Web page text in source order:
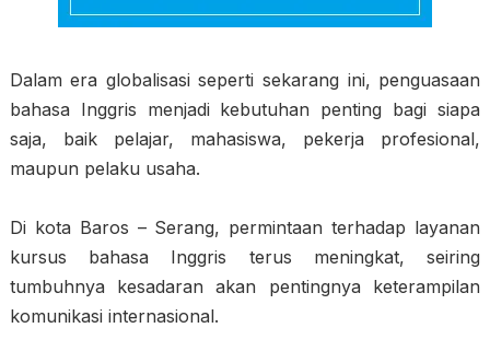
Dalam era globalisasi seperti sekarang ini, penguasaan
bahasa Inggris menjadi kebutuhan penting bagi siapa
saja, baik pelajar, mahasiswa, pekerja profesional,
maupun pelaku usaha.
Di kota Baros – Serang, permintaan terhadap layanan
kursus bahasa Inggris terus meningkat, seiring
tumbuhnya kesadaran akan pentingnya keterampilan
komunikasi internasional.